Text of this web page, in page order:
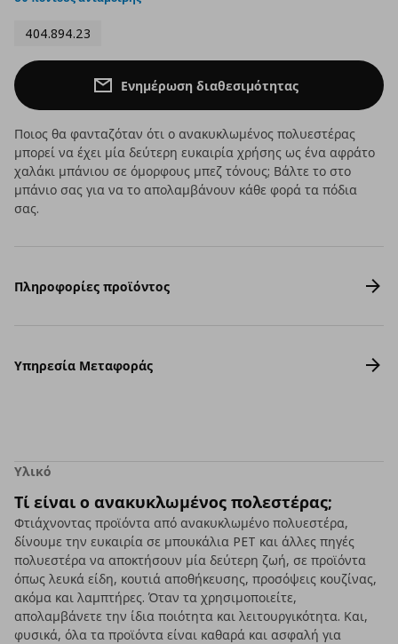
404.894.23
Ενημέρωση διαθεσιμότητας
Ποιος θα φανταζόταν ότι ο ανακυκλωμένος πολυεστέρας
μπορεί να έχει μία δεύτερη ευκαιρία χρήσης ως ένα αφράτο
χαλάκι μπάνιου σε όμορφους μπεζ τόνους; Βάλτε το στο
μπάνιο σας για να το απολαμβάνουν κάθε φορά τα πόδια
σας.
Πληροφορίες προϊόντος
Υπηρεσία Μεταφοράς
Υλικό
Τί είναι ο ανακυκλωμένος πολεστέρας;
Φτιάχνοντας προϊόντα από ανακυκλωμένο πολυεστέρα,
δίνουμε την ευκαιρία σε μπουκάλια PET και άλλες πηγές
πολυεστέρα να αποκτήσουν μία δεύτερη ζωή, σε προϊόντα
όπως λευκά είδη, κουτιά αποθήκευσης, προσόψεις κουζίνας,
ακόμα και λαμπτήρες. Όταν τα χρησιμοποιείτε,
απολαμβάνετε την ίδια ποιότητα και λειτουργικότητα. Και,
φυσικά, όλα τα προϊόντα είναι καθαρά και ασφαλή για